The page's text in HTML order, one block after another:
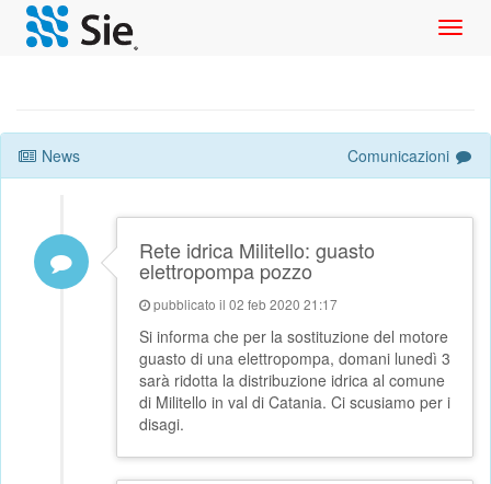
News Comunicazioni
Rete idrica Militello: guasto
elettropompa pozzo
pubblicato il 02 feb 2020 21:17
Si informa che per la sostituzione del motore
guasto di una elettropompa, domani lunedì 3
sarà ridotta la distribuzione idrica al comune
di Militello in val di Catania. Ci scusiamo per i
disagi.